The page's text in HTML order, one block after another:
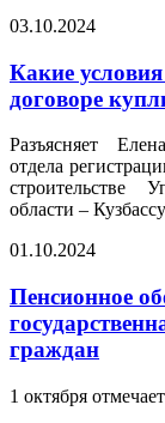
03.10.2024
Какие
договоре
Разъясняет
отдела
строительстве
области – Кузбассу
01.10.2024
Пенсионное
граждан
1 октября